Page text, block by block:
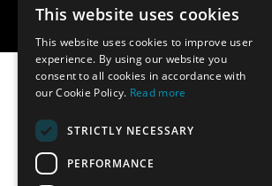
Permanently closed
DropandGo luggage storage is
ENGLISH
This website uses cookies
This website uses cookies to improve user
experience. By using our website you
consent to all cookies in accordance with
our Cookie Policy. Read more
STRICTLY NECESSARY
PERFORMANCE